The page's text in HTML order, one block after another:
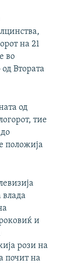
на 21
во
Втората
од
тие
положија
влада
и
рози на
почит на